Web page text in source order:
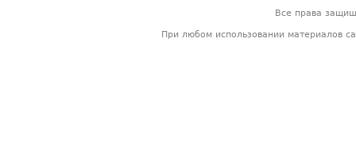
Все права
При любом использовании материалов